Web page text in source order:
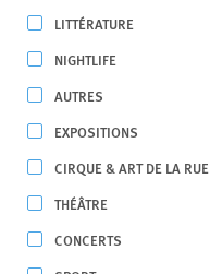
LITTÉRATURE
NIGHTLIFE
AUTRES
EXPOSITIONS
CIRQUE & ART DE LA RUE
THÉÂTRE
CONCERTS